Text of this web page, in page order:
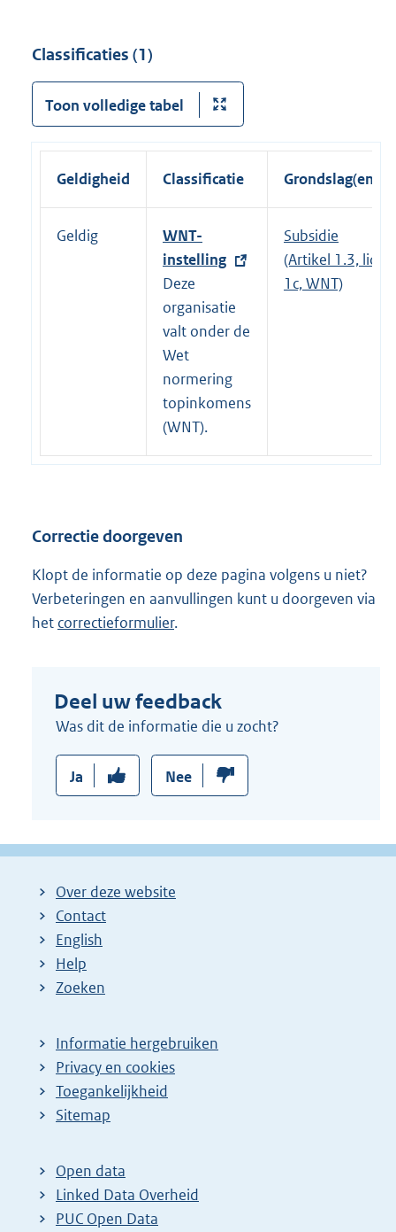
Classificaties (1)
Toon volledige tabel
Geldigheid Classificatie Grondslag(en)
Geldig
E
x
t
e
r
n
e
l
i
n
WNT-
instelling
Deze
organisatie
valt onder de
Wet
normering
topinkomens
(WNT).
Subsidie
(Artikel 1.3, lid
1c, WNT)
Correctie doorgeven
Klopt de informatie op deze pagina volgens u niet?
Verbeteringen en aanvullingen kunt u doorgeven via
het correctieformulier.
Deel uw feedback
Was dit de informatie die u zocht?
Ja Nee
Over deze website
Contact
English
Help
Zoeken
Informatie hergebruiken
Privacy en cookies
Toegankelijkheid
Sitemap
Open data
Linked Data Overheid
PUC Open Data